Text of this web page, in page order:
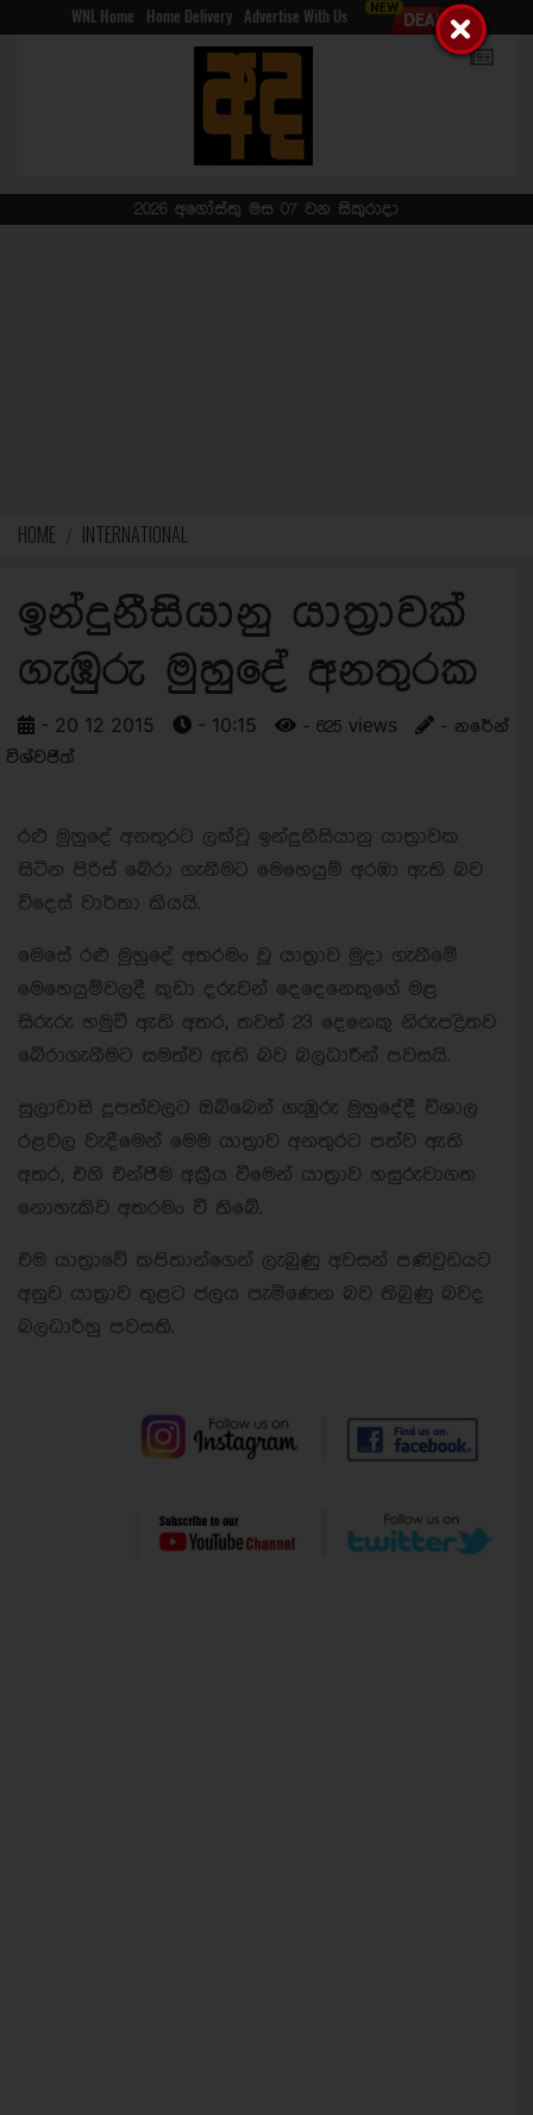
WNL Home Home Delivery Advertise With Us
2026 අගෝස්තු මස 07 වන සිකුරාදා
HOME INTERNATIONAL
ඉන්දුනීසියානු යාත්‍රාවක්
ගැඹුරු මුහුදේ අනතුරක
- 20 12 2015 - 10:15 - 625 views
- නරේන්
විශ්වජිත්
රළු මුහුදේ අනතුරට ලක්වූ ඉන්දුනීසියානු යාත්‍රාවක
සිටින පිරිස් බේරා ගැනීමට මෙහෙයුම් අරඹා ඇති බව
විදෙස් වාර්තා කියයි.
මෙසේ රළු මුහුදේ අතරමං වූ යාත්‍රාව මුදා ගැනීමේ
මෙහෙයුම්වලදී කුඩා දරුවන් දෙදෙනෙකුගේ මළ
සිරුරු හමුවී ඇති අතර, තවත් 23 දෙනෙකු නිරුපද්‍රිතව
බේරාගැනීමට සමත්ව ඇති බව බලධාරීන් පවසයි.
සුලාවාසි දූපත්වලට ඔබ්බෙන් ගැඹුරු මුහුදේදී විශාල
රළවල වැදීමෙන් මෙම යාත්‍රාව අනතුරට පත්ව ඇති
අතර, එහි එන්ජිම අක්‍රීය වීමෙන් යාත්‍රාව හසුරුවාගත
නොහැකිව අතරමං වී තිබේ.
එම යාත්‍රාවේ කපිතාන්ගෙන් ලැබුණු අවසන් පණිවුඩයට
අනුව යාත්‍රාව තුළට ජලය පැමිණෙන බව තිබුණු බවද
බලධාරීහු පවසති.